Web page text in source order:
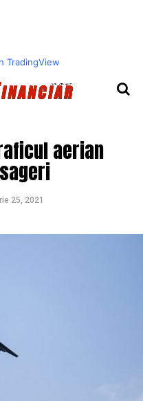
TradingView
aerian
25, 2021